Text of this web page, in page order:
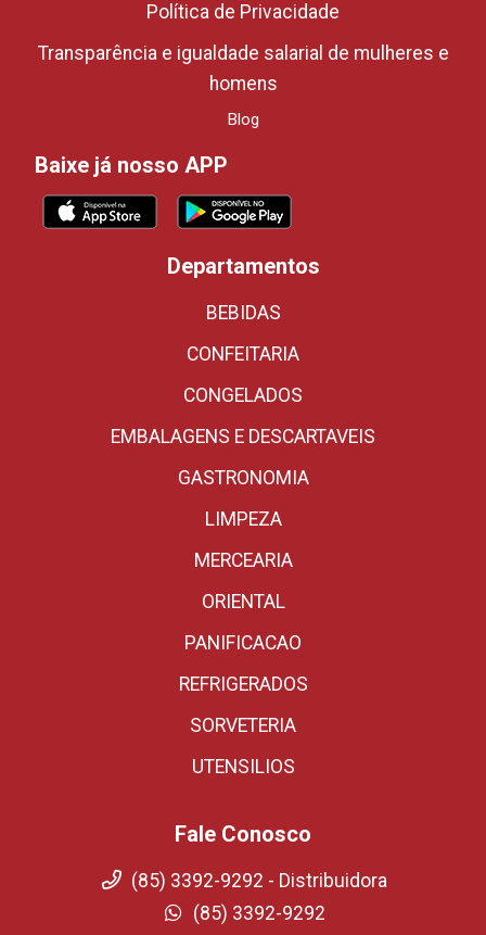
Política de Privacidade
Transparência e igualdade salarial de mulheres e
homens
Blog
Baixe já nosso APP
Departamentos
BEBIDAS
CONFEITARIA
CONGELADOS
EMBALAGENS E DESCARTAVEIS
GASTRONOMIA
LIMPEZA
MERCEARIA
ORIENTAL
PANIFICACAO
REFRIGERADOS
SORVETERIA
UTENSILIOS
Fale Conosco
(85) 3392-9292 - Distribuidora
(85) 3392-9292